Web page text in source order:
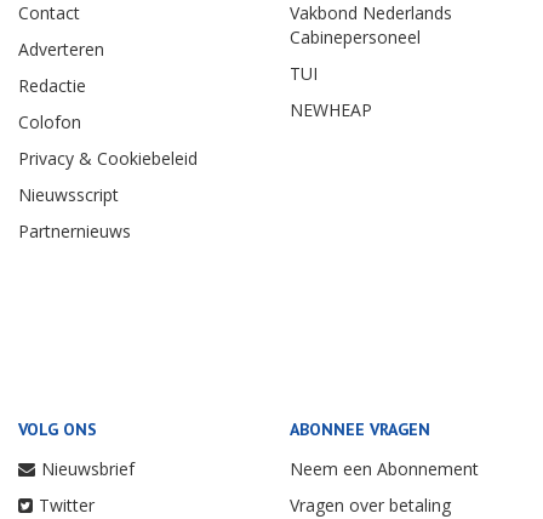
Contact
Adverteren
Redactie
Colofon
Privacy & Cookiebeleid
Nieuwsscript
Partnernieuws
Vakbond Nederlands
Cabinepersoneel
TUI
NEWHEAP
VOLG ONS
Nieuwsbrief
Twitter
ABONNEE VRAGEN
Neem een Abonnement
Vragen over betaling